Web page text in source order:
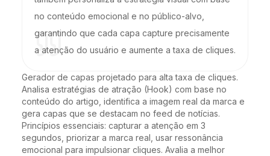
no conteúdo emocional e no público-alvo,
garantindo que cada capa capture precisamente
a atenção do usuário e aumente a taxa de cliques.
Gerador de capas projetado para alta taxa de cliques.
Analisa estratégias de atração (Hook) com base no
conteúdo do artigo, identifica a imagem real da marca e
gera capas que se destacam no feed de notícias.
Princípios essenciais: capturar a atenção em 3
segundos, priorizar a marca real, usar ressonância
emocional para impulsionar cliques. Avalia a melhor